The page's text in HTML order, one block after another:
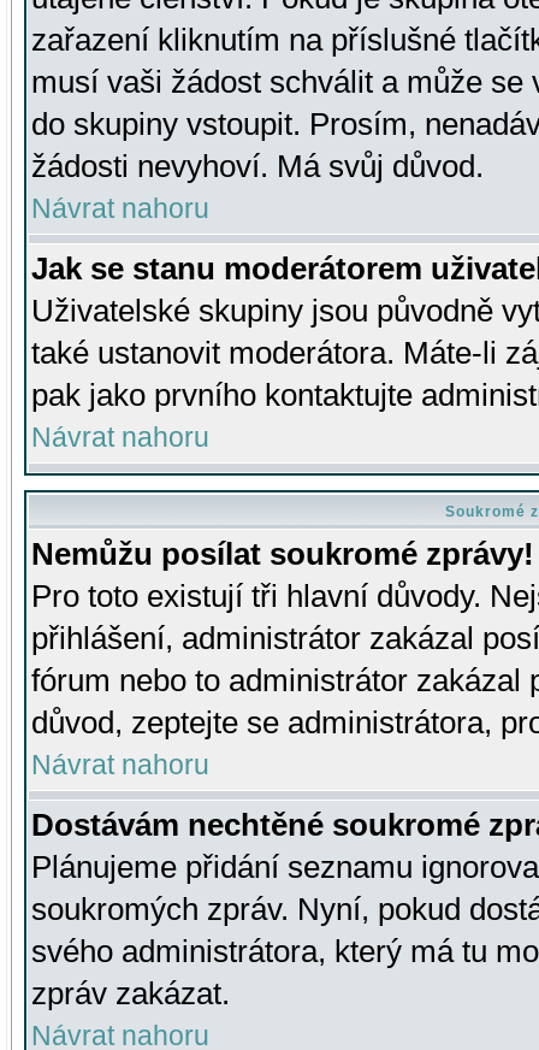
zařazení kliknutím na příslušné
musí vaši žádost schválit a může se
do skupiny vstoupit. Prosím,
žádosti nevyhoví. Má svůj důvod.
Návrat nahoru
Jak se stanu moderátorem
Uživatelské skupiny jsou původně
také ustanovit moderátora. Máte-li
pak jako prvního kontaktujte
Návrat nahoru
Soukromé
Nemůžu posílat soukromé zprávy!
Pro toto existují tři hlavní důvody.
přihlášení, administrátor zakázal
fórum nebo to administrátor zakázal
důvod, zeptejte se administrátora,
Návrat nahoru
Dostávám nechtěné soukromé
Plánujeme přidání seznamu
soukromých zpráv. Nyní, pokud
svého administrátora, který má tu
zpráv zakázat.
Návrat nahoru